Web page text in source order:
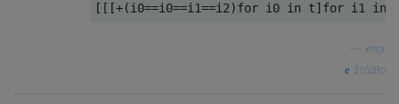
[[[+(i0==i0==i1==i2)for i0 in t] for i1 in
xnor
źródło